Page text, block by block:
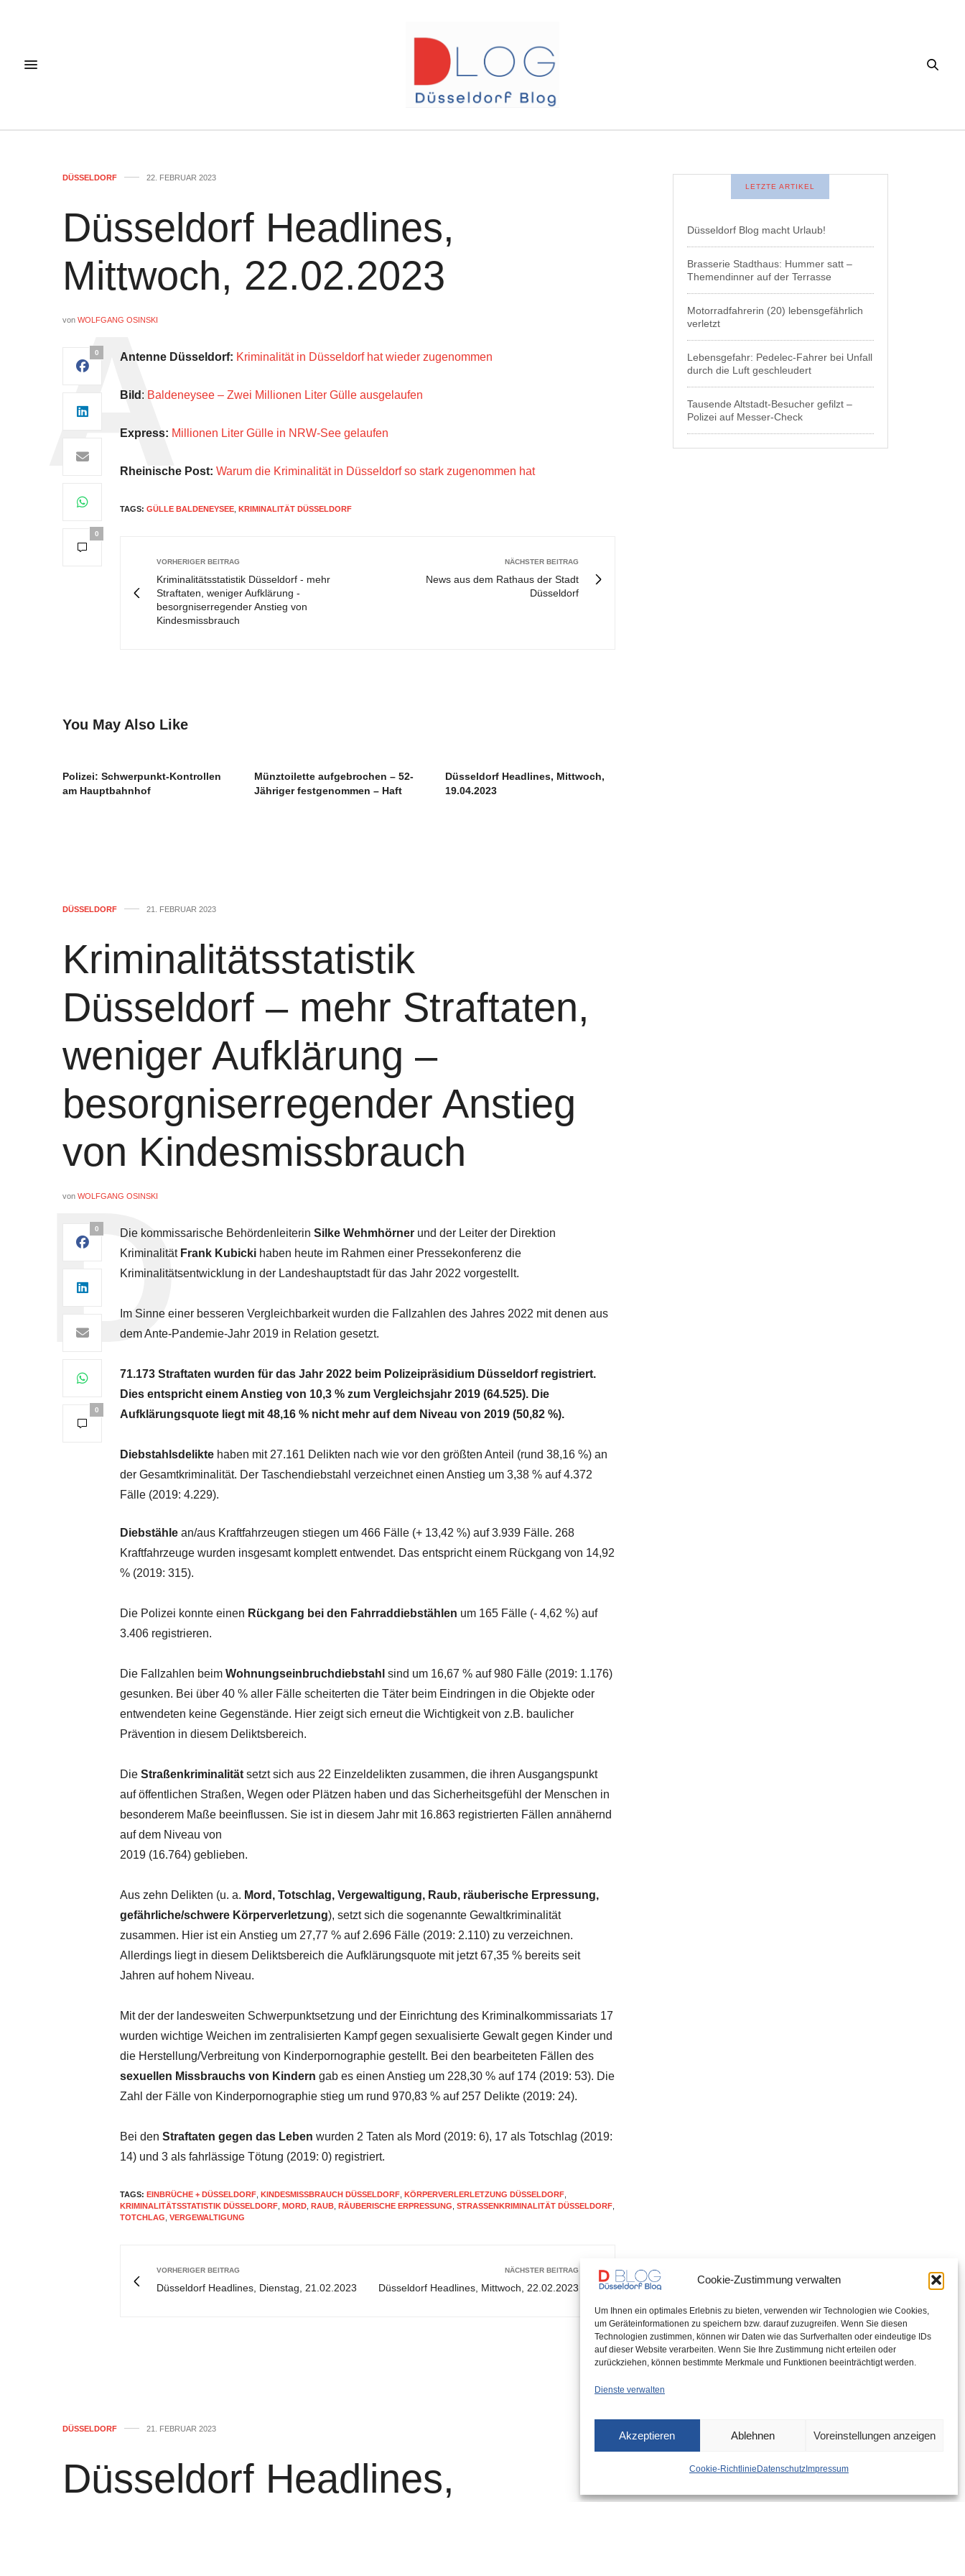
Cookie-Zustimmung verwalten
Um Ihnen ein optimales Erlebnis zu bieten, verwenden wir Technologien wie Cookies,
um Geräteinformationen zu speichern bzw. darauf zuzugreifen. Wenn Sie diesen
Technologien zustimmen, können wir Daten wie das Surfverhalten oder eindeutige IDs
auf dieser Website verarbeiten. Wenn Sie Ihre Zustimmung nicht erteilen oder
zurückziehen, können bestimmte Merkmale und Funktionen beeinträchtigt werden.
Dienste verwalten
Akzeptieren Ablehnen Voreinstellungen anzeigen
Cookie-Richtlinie DatenschutzImpressum
DÜSSELDORF 22. FEBRUAR 2023
Düsseldorf Headlines,
Mittwoch, 22.02.2023
von WOLFGANG OSINSKI
0
0
Antenne Düsseldorf: Kriminalität in Düsseldorf hat wieder zugenommen
Bild : Baldeneysee – Zwei Millionen Liter Gülle ausgelaufen
Express: Millionen Liter Gülle in NRW-See gelaufen
Rheinische Post: Warum die Kriminalität in Düsseldorf so stark zugenommen hat
TAGS: GÜLLE BALDENEYSEE KRIMINALITÄT DÜSSELDORF
VORHERIGER BEITRAG
Kriminalitätsstatistik Düsseldorf - mehr
Straftaten, weniger Aufklärung -
besorgniserregender Anstieg von
Kindesmissbrauch
NÄCHSTER BEITRAG
News aus dem Rathaus der Stadt
Düsseldorf
You May Also Like
Polizei: Schwerpunkt-Kontrollen
am Hauptbahnhof
Münztoilette aufgebrochen – 52-
Jähriger festgenommen – Haft
Düsseldorf Headlines, Mittwoch,
19.04.2023
LETZTE ARTIKEL
Düsseldorf Blog macht Urlaub!
Brasserie Stadthaus: Hummer satt –
Themendinner auf der Terrasse
Motorradfahrerin (20) lebensgefährlich
verletzt
Lebensgefahr: Pedelec-Fahrer bei Unfall
durch die Luft geschleudert
Tausende Altstadt-Besucher gefilzt –
Polizei auf Messer-Check
DÜSSELDORF 21. FEBRUAR 2023
Kriminalitätsstatistik
Düsseldorf – mehr Straftaten,
weniger Aufklärung –
besorgniserregender Anstieg
von Kindesmissbrauch
von WOLFGANG OSINSKI
0
0
Die kommissarische Behördenleiterin Silke Wehmhörner und der Leiter der Direktion
Kriminalität Frank Kubicki haben heute im Rahmen einer Pressekonferenz die
Kriminalitätsentwicklung in der Landeshauptstadt für das Jahr 2022 vorgestellt.
Im Sinne einer besseren Vergleichbarkeit wurden die Fallzahlen des Jahres 2022 mit denen aus
dem Ante-Pandemie-Jahr 2019 in Relation gesetzt.
71.173 Straftaten wurden für das Jahr 2022 beim Polizeipräsidium Düsseldorf registriert.
Dies entspricht einem Anstieg von 10,3 % zum Vergleichsjahr 2019 (64.525). Die
Aufklärungsquote liegt mit 48,16 % nicht mehr auf dem Niveau von 2019 (50,82 %).
Diebstahlsdelikte haben mit 27.161 Delikten nach wie vor den größten Anteil (rund 38,16 %) an
der Gesamtkriminalität. Der Taschendiebstahl verzeichnet einen Anstieg um 3,38 % auf4.372
Fälle (2019: 4.229).
Diebstähle an/aus Kraftfahrzeugen stiegen um 466 Fälle (+ 13,42 %) auf 3.939 Fälle. 268
Kraftfahrzeuge wurden insgesamt komplett entwendet. Das entspricht einem Rückgang von 14,92
% (2019: 315).
Die Polizei konnte einen Rückgang bei den Fahrraddiebstählen um 165 Fälle (- 4,62 %) auf
3.406 registrieren.
Die Fallzahlen beim Wohnungseinbruchdiebstahl sind um 16,67 % auf 980 Fälle (2019: 1.176)
gesunken. Bei über 40 % aller Fälle scheiterten die Täter beim Eindringen in die Objekte oder
entwendeten keine Gegenstände. Hier zeigtsich erneutdie Wichtigkeit von z.B. baulicher
Prävention in diesem Deliktsbereich.
Die Straßenkriminalität setztsich aus 22 Einzeldelikten zusammen, die ihren Ausgangspunkt
auf öffentlichen Straßen, Wegen oder Plätzen haben und das Sicherheitsgefühl der Menschen in
besonderem Maße beeinflussen. Sie ist in diesem Jahr mit 16.863 registrierten Fällen annähernd
auf dem Niveau von
2019 (16.764) geblieben.
Aus zehn Delikten (u. a. Mord, Totschlag, Vergewaltigung, Raub, räuberische Erpressung,
gefährliche/schwere Körperverletzung), setzt sich die sogenannte Gewaltkriminalität
zusammen. Hier istein Anstieg um 27,77 % auf 2.696 Fälle (2019: 2.110) zu verzeichnen.
Allerdings liegt in diesem Deliktsbereich die Aufklärungsquote mit jetzt 67,35 % bereits seit
Jahren auf hohem Niveau.
Mit der der landesweiten Schwerpunktsetzung und der Einrichtung des Kriminalkommissariats 17
wurden wichtige Weichen im zentralisierten Kampf gegen sexualisierte Gewalt gegen Kinder und
die Herstellung/Verbreitung von Kinderpornographie gestellt. Bei den bearbeiteten Fällen des
sexuellen Missbrauchs von Kindern gab es einen Anstieg um 228,30 % auf 174 (2019: 53). Die
Zahl der Fälle von Kinderpornographie stieg um rund 970,83 % auf 257 Delikte (2019: 24).
Bei den Straftaten gegen das Leben wurden 2 Taten als Mord (2019: 6), 17 als Totschlag (2019:
14) und 3 als fahrlässige Tötung (2019: 0) registriert.
TAGS: EINBRÜCHE + DÜSSELDORF KINDESMISSBRAUCH DÜSSELDORF KÖRPERVERLERLETZUNG DÜSSELDORF
KRIMINALITÄTSSTATISTIK DÜSSELDORF MORD RAUB RÄUBERISCHE ERPRESSUNG STRASSENKRIMINALITÄT DÜSSELDORF
TOTCHLAG VERGEWALTIGUNG
VORHERIGER BEITRAG
Düsseldorf Headlines, Dienstag, 21.02.2023
NÄCHSTER BEITRAG
Düsseldorf Headlines, Mittwoch, 22.02.2023
DÜSSELDORF 21. FEBRUAR 2023
Düsseldorf Headlines,